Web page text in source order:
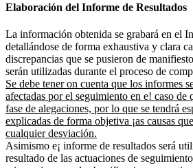
Elaboración del Informe de Resultados
La información obtenida se grabará en el
detallándose de forma exhaustiva y clara
discrepancias que se pusieron de
serán utilizadas durante el proceso de
Se debe tener on cuenta que los informes
afectadas por el seguimiento en e! caso de
fase de alegaciones, por lo que se tendrá
explicadas de forma objetiva ¡as causas
cualquier desviación.
Asimismo e¡ informe de resultados será
resultado de las actuaciones de